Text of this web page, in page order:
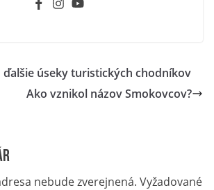
ďalšie úseky turistických chodníkov
Ako vznikol názov Smokovcov?
nebude zverejnená. Vyžadované